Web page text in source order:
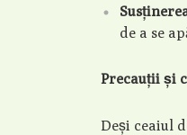
de a se
Precauții și
Deși ceaiul